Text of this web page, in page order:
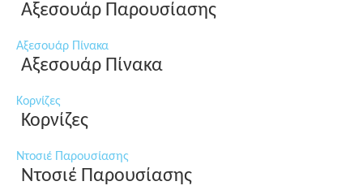
Αξεσουάρ Παρουσίασης
Αξεσουάρ Πίνακα
Αξεσουάρ Πίνακα
Κορνίζες
Κορνίζες
Ντοσιέ Παρουσίασης
Ντοσιέ Παρουσίασης